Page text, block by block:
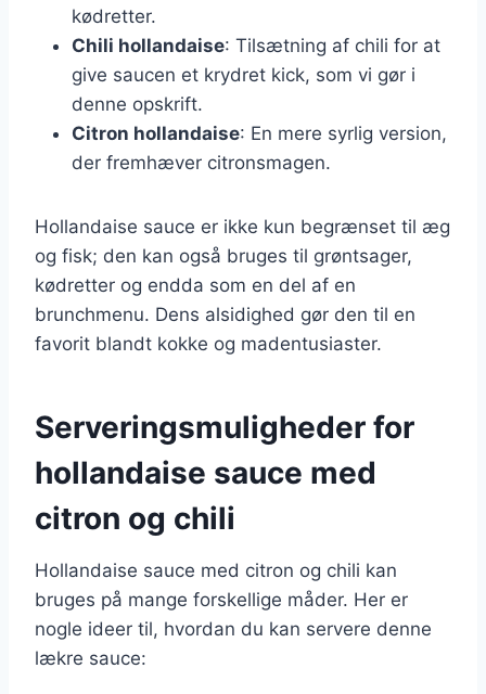
kødretter.
Chili hollandaise: Tilsætning af chili for at
give saucen et krydret kick, som vi gør i
denne opskrift.
Citron hollandaise: En mere syrlig version,
der fremhæver citronsmagen.
Hollandaise sauce er ikke kun begrænset til æg
og fisk; den kan også bruges til grøntsager,
kødretter og endda som en del af en
brunchmenu. Dens alsidighed gør den til en
favorit blandt kokke og madentusiaster.
Serveringsmuligheder for
hollandaise sauce med
citron og chili
Hollandaise sauce med citron og chili kan
bruges på mange forskellige måder. Her er
nogle ideer til, hvordan du kan servere denne
lækre sauce: